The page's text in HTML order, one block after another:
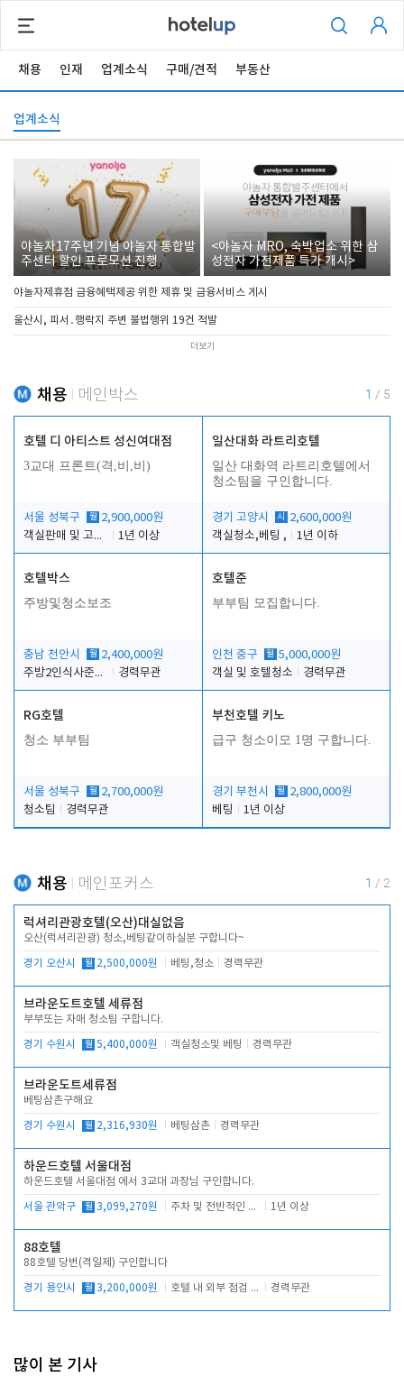
채용 인재 업계소식 구매/견적 부동산
업계소식
야놀자17주년 기념 야놀자 통합발
주센터 할인 프로모션 진행
<야놀자 MRO, 숙박업소 위한 삼
성전자 가전제품 특가 개시>
야놀자제휴점 금융혜택제공 위한 제휴 및 금융서비스 게시
울산시, 피서․행락지 주변 불법행위 19건 적발
더보기
채용 메인박스 1 / 5
호텔 디 아티스트 성신여대점
3교대 프론트(격,비,비)
서울 성북구 월 2,900,000원
객실판매 및 고객응대
1년 이상
일산대화 라트리호텔
일산 대화역 라트리호텔에서
청소팀을 구인합니다.
경기 고양시 시
2,600,000원
객실청소,베팅 ,
1년 이하
호텔박스
주방및청소보조
충남 천안시 월 2,400,000원
주방2인식사준비및청소린렌보조
경력무관
호텔준
부부팀 모집합니다.
인천 중구 월 5,000,000원
객실 및 호텔청소
경력무관
RG호텔
청소 부부팀
서울 성북구 월 2,700,000원
청소팀
경력무관
부천호텔 키노
급구 청소이모 1명 구합니다.
경기 부천시 월 2,800,000원
베팅
1년 이상
채용 메인포커스 1 / 2
럭셔리관광호텔(오산)대실없음
오산(럭셔리관광) 청소,베팅같이하실분 구합니다~
경기 오산시 월 2,500,000원 베팅,청소 경력무관
브라운도트호텔 세류점
부부또는 자매 청소팀 구합니다.
경기 수원시 월 5,400,000원 객실청소및 베팅 경력무관
브라운도트세류점
베팅삼촌구해요
경기 수원시 월 2,316,930원 베팅삼촌 경력무관
하운드호텔 서울대점
하운드호텔 서울대점 에서 3교대 과장님 구인합니다.
서울 관악구 월 3,099,270원 주차 및 전반적인 당번업무 1년 이상
88호텔
88호텔 당번(격일제) 구인합니다
경기 용인시 월 3,200,000원 호텔 내 외부 점검 및 프런트 운영 경력무관
많이 본 기사